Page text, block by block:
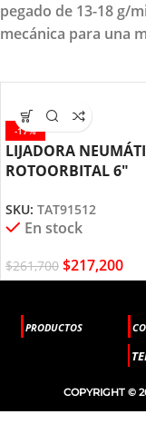
pegado de 13-18 g/
mecánica para una
-17%
LIJADORA
ROTOORBITAL 6″
SKU: TAT91512
En stock
$261,700 $217,200
PRODUCTOS
COPYRIGHT ©